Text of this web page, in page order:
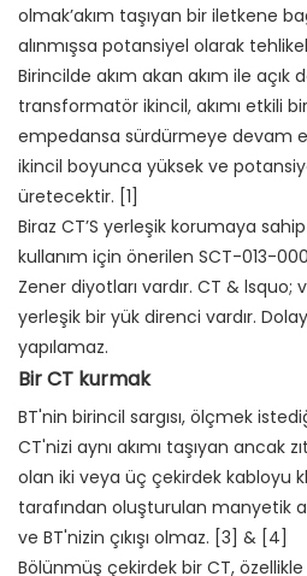
olmak’akım taşıyan bir iletkene
alınmışsa potansiyel olarak
Birincilde akım akan akım ile açık
transformatör ikincil, akımı etkili
empedansa sürdürmeye devam
ikincil boyunca yüksek ve
üretecektir. [1]
Biraz CT’S yerleşik korumaya
kullanım için önerilen SCT-013-
Zener diyotları vardır. CT & lsquo;
yerleşik bir yük direnci vardır.
yapılamaz.
Bir CT kurmak
BT'nin birincil sargısı, ölçmek
CT'nizi aynı akımı taşıyan ancak
olan iki veya üç çekirdek kabloyu
tarafından oluşturulan manyetik
ve BT'nizin çıkışı olmaz. [3] & [4]
Bölünmüş çekirdek bir CT,